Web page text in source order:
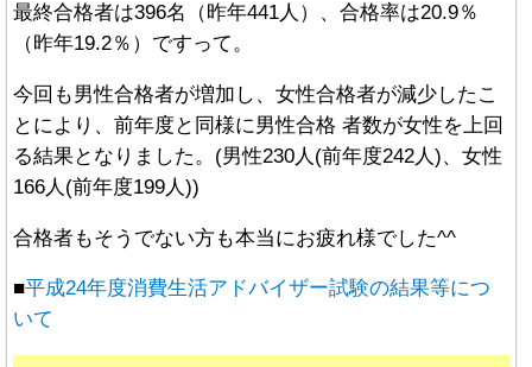
最終合格者は396名（昨年441人）、合格率は20.9％
（昨年19.2％）ですって。
今回も男性合格者が増加し、女性合格者が減少したこ
とにより、前年度と同様に男性合格 者数が女性を上回
る結果となりました。(男性230人(前年度242人)、女性
166人(前年度199人))
合格者もそうでない方も本当にお疲れ様でした^^
■平成24年度消費生活アドバイザー試験の結果等につ
いて